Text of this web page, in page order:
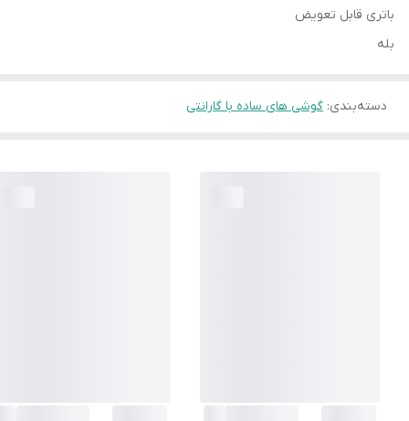
باتری قابل تعویض
بله
دسته‌بندی: گوشی های ساده با گارانتی